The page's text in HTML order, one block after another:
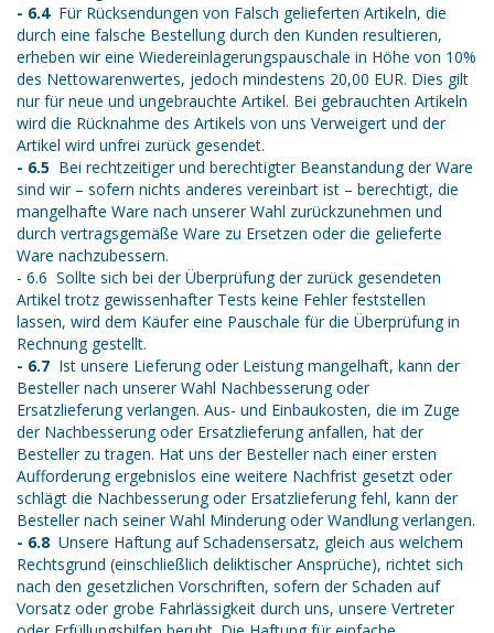
- 6.4Für Rücksendungen von Falsch gelieferten Artikeln, die
durch eine falsche Bestellung durch den Kunden resultieren,
erheben wir eine Wiedereinlagerungspauschale in Höhe von 10%
des Nettowarenwertes, jedoch mindestens 20,00 EUR. Dies gilt
nur für neue und ungebrauchte Artikel. Bei gebrauchten Artikeln
wird die Rücknahme des Artikels von uns Verweigert und der
Artikel wird unfrei zurück gesendet.
- 6.5 Bei rechtzeitiger und berechtigter Beanstandung der Ware
sind wir – sofern nichts anderes vereinbart ist – berechtigt, die
mangelhafte Ware nach unserer Wahl zurückzunehmen und
durch vertragsgemäße Ware zu Ersetzen oder die gelieferte
Ware nachzubessern.
- 6.6 Sollte sich bei der Überprüfung der zurück gesendeten
Artikel trotz gewissenhafter Tests keine Fehler feststellen
lassen, wird dem Käufer eine Pauschale für die Überprüfung in
Rechnung gestellt.
- 6.7 Ist unsere Lieferung oder Leistung mangelhaft, kann der
Besteller nach unserer Wahl Nachbesserung oder
Ersatzlieferung verlangen. Aus- und Einbaukosten, die im Zuge
der Nachbesserung oder Ersatzlieferung anfallen, hat der
Besteller zu tragen. Hat uns der Besteller nach einer ersten
Aufforderung ergebnislos eine weitere Nachfrist gesetzt oder
schlägt die Nachbesserung oder Ersatzlieferung fehl, kann der
Besteller nach seiner Wahl Minderung oder Wandlung verlangen.
- 6.8 Unsere Haftung auf Schadensersatz, gleich aus welchem
Rechtsgrund (einschließlich deliktischer Ansprüche), richtet sich
nach den gesetzlichen Vorschriften, sofern der Schaden auf
Vorsatz oder grobe Fahrlässigkeit durch uns, unsere Vertreter